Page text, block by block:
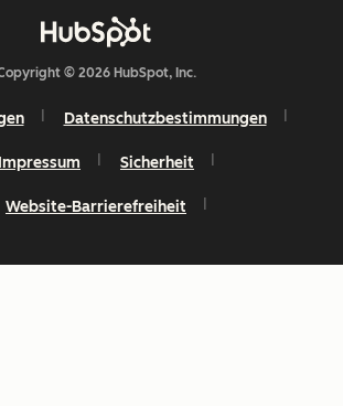
© 2026 HubSpot, Inc.
Datenschutzbestimmungen
Impressum Sicherheit
Website-Barrierefreiheit